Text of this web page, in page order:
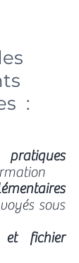
:
sous
et fichier